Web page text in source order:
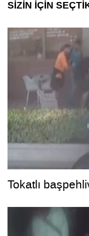
SİZİN İÇİN
Tokatlı